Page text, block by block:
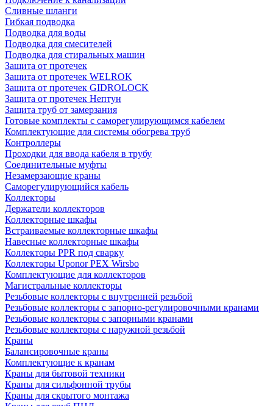
Сливные шланги
Гибкая подводка
Подводка для воды
Подводка для смесителей
Подводка для стиральных машин
Защита от протечек
Защита от протечек WELROK
Защита от протечек GIDROLOCK
Защита от протечек Нептун
Защита труб от замерзания
Готовые комплекты с саморегулирующимся кабелем
Комплектующие для системы обогрева труб
Контроллеры
Проходки для ввода кабеля в трубу
Соединительные муфты
Незамерзающие краны
Саморегулирующийся кабель
Коллекторы
Держатели коллекторов
Коллекторные шкафы
Встраиваемые коллекторные шкафы
Навесные коллекторные шкафы
Коллекторы PPR под сварку
Коллекторы Uponor PEX Wirsbo
Комплектующие для коллекторов
Магистральные коллекторы
Резьбовые коллекторы с внутренней резьбой
Резьбовые коллекторы с запорно-регулировочными кранами
Резьбовые коллекторы с запорными кранами
Резьбовые коллекторы с наружной резьбой
Краны
Балансировочные краны
Комплектующие к кранам
Краны для бытовой техники
Краны для сильфонной трубы
Краны для скрытого монтажа